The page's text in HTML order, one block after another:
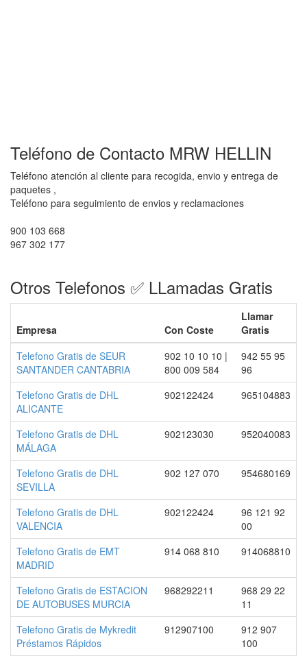
Teléfono de Contacto MRW HELLIN
Teléfono atención al cliente para recogida, envio y entrega de
paquetes ,
Teléfono para seguimiento de envios y reclamaciones
900 103 668
967 302 177
Otros Telefonos ✅ LLamadas Gratis
Empresa Con Coste
Llamar
Gratis
Telefono Gratis de SEUR
SANTANDER CANTABRIA
902 10 10 10 |
800 009 584
942 55 95
96
Telefono Gratis de DHL
ALICANTE
902122424 965104883
Telefono Gratis de DHL
MÁLAGA
902123030 952040083
Telefono Gratis de DHL
SEVILLA
902 127 070 954680169
Telefono Gratis de DHL
VALENCIA
902122424
96 121 92
00
Telefono Gratis de EMT
MADRID
914 068 810 914068810
Telefono Gratis de ESTACION
DE AUTOBUSES MURCIA
968292211
968 29 22
11
Telefono Gratis de Mykredit
Préstamos Rápidos
912907100
912 907
100